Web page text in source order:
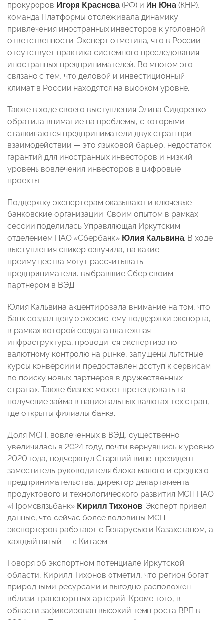
прокуроров Игоря Краснова (РФ) и Ин Юна (КНР),
команда Платформы отслеживала динамику
привлечения иностранных инвесторов к уголовной
ответственности. Эксперт отметила, что в России
отсутствует практика системного преследования
иностранных предпринимателей. Во многом это
связано с тем, что деловой и инвестиционный
климат в России находятся на высоком уровне.
Также в ходе своего выступления Элина Сидоренко
обратила внимание на проблемы, с которыми
сталкиваются предприниматели двух стран при
взаимодействии — это языковой барьер, недостаток
гарантий для иностранных инвесторов и низкий
уровень вовлечения инвесторов в цифровые
проекты.
Поддержку экспортерам оказывают и ключевые
банковские организации. Своим опытом в рамках
сессии поделилась Управляющая Иркутским
отделением ПАО «Сбербанк» Юлия Кальвина. В ходе
выступления спикер озвучила, на какие
преимущества могут рассчитывать
предприниматели, выбравшие Сбер своим
партнером в ВЭД.
Юлия Кальвина акцентировала внимание на том, что
банк создал целую экосистему поддержки экспорта,
в рамках которой создана платежная
инфраструктура, проводится экспертиза по
валютному контролю на рынке, запущены льготные
курсы конверсии и предоставлен доступ к сервисам
по поиску новых партнеров в дружественных
странах. Также бизнес может претендовать на
получение займа в национальных валютах тех стран,
где открыты филиалы банка.
Доля МСП, вовлеченных в ВЭД, существенно
увеличилась в 2024 году, почти вернувшись к уровню
2020 года, подчеркнул Старший вице-президент –
заместитель руководителя блока малого и среднего
предпринимательства, директор департамента
продуктового и технологического развития МСП ПАО
«Промсвязьбанк» Кирилл Тихонов. Эксперт привел
данные, что сейчас более половины МСП-
экспортеров работают с Беларусью и Казахстаном, а
каждый пятый — с Китаем.
Говоря об экспортном потенциале Иркутской
области, Кирилл Тихонов отметил, что регион богат
природными ресурсами и выгодно расположен
вблизи транспортных артерий. Кроме того, в
области зафиксирован высокий темп роста ВРП в